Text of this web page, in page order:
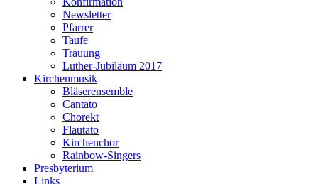
Newsletter
Pfarrer
Taufe
Trauung
Luther-Jubiläum 2017
Kirchenmusik
Bläserensemble
Cantato
Chorekt
Flautato
Kirchenchor
Rainbow-Singers
Presbyterium
Links